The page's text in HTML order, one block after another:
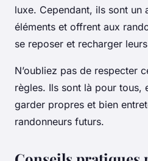
luxe. Cependant, ils sont un
éléments et offrent aux
se reposer et recharger
N’oubliez pas de respecter
règles. Ils sont là pour tous,
garder propres et bien
randonneurs futurs.